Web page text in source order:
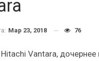
Мар 23, 2018 76
Vantara, дочернее